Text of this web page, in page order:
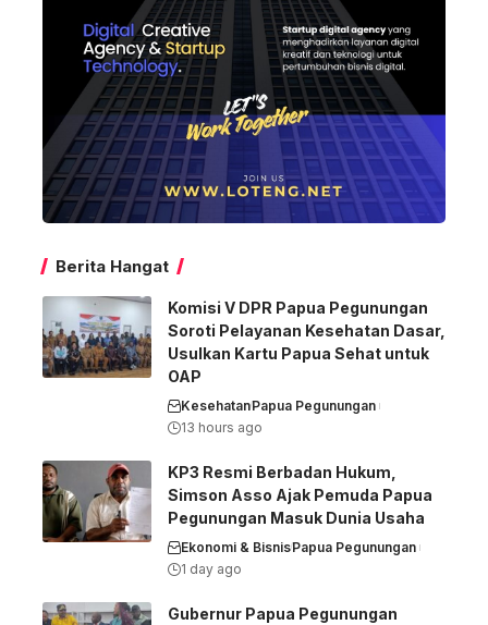
Berita Hangat
Komisi V DPR Papua Pegunungan
Soroti Pelayanan Kesehatan Dasar,
Usulkan Kartu Papua Sehat untuk
OAP
KesehatanPapua Pegunungan
13 hours ago
KP3 Resmi Berbadan Hukum,
Simson Asso Ajak Pemuda Papua
Pegunungan Masuk Dunia Usaha
Ekonomi & BisnisPapua Pegunungan
1 day ago
Gubernur Papua Pegunungan